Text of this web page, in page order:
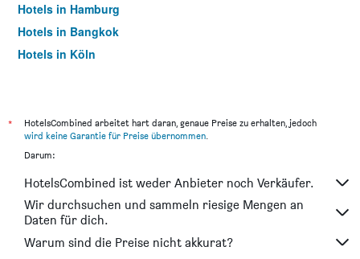
Hotels in Hamburg
Hotels in Bangkok
Hotels in Köln
*
HotelsCombined arbeitet hart daran, genaue Preise zu erhalten, jedoch
wird keine Garantie für Preise übernommen.
Darum:
HotelsCombined ist weder Anbieter noch Verkäufer.
Wir durchsuchen und sammeln riesige Mengen an
Daten für dich.
Warum sind die Preise nicht akkurat?